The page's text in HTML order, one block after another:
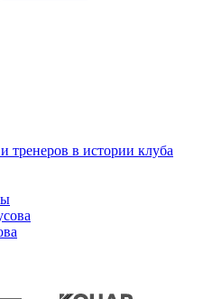
тренеров в истории клуба